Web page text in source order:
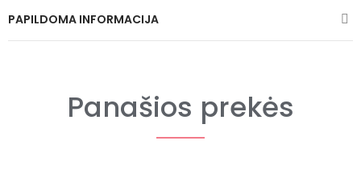
PAPILDOMA INFORMACIJA
Panašios prekės